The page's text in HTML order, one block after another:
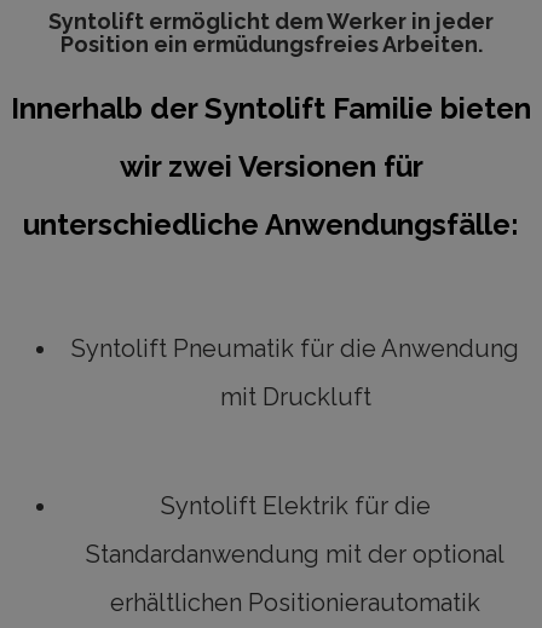
Syntolift ermöglicht dem Werker in jeder
Position ein ermüdungsfreies Arbeiten.
Innerhalb der Syntolift Familie bieten
wir zwei Versionen für
unterschiedliche Anwendungsfälle:
Syntolift Pneumatik für die Anwendung
mit Druckluft
Syntolift Elektrik für die
Standardanwendung mit der optional
erhältlichen Positionierautomatik